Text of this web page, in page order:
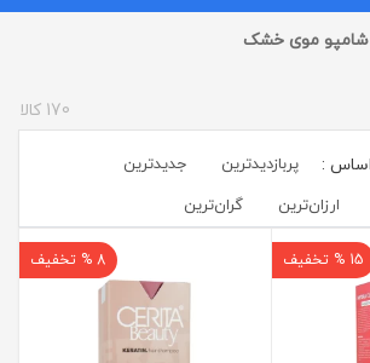
شامپو موی خشک
170 کالا
پربازدیدترین
جدیدترین
ارزان‌ترین گران‌ترین
15 % تخفیف 8 % تخفیف